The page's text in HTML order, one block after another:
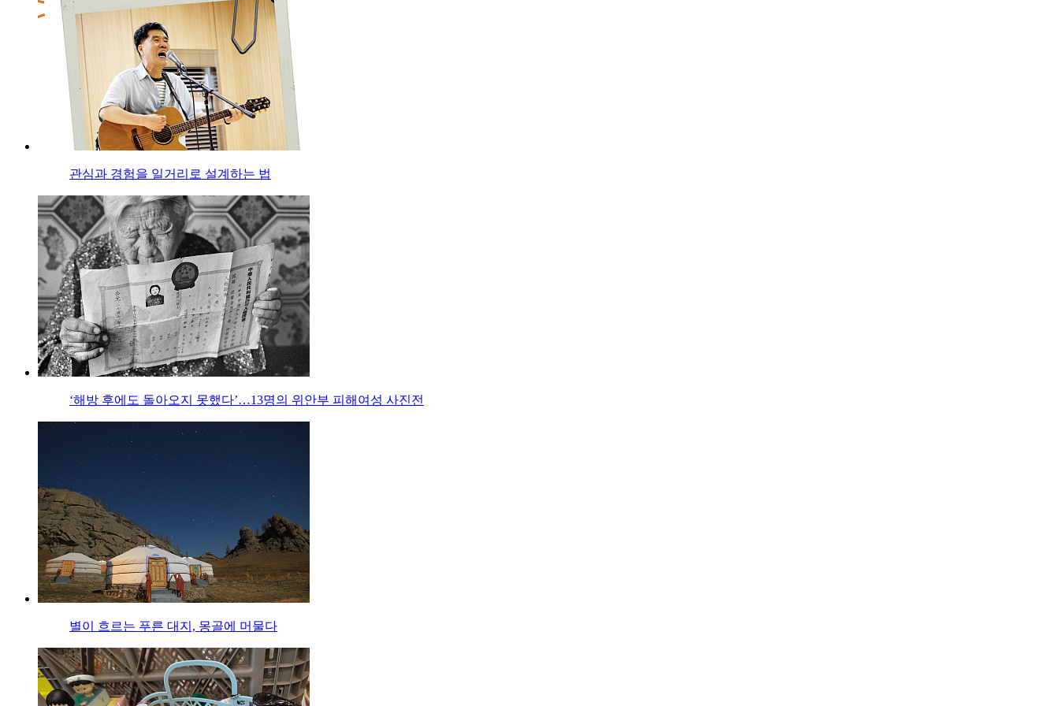
관심과 경험을 일거리로 설계하는 법
‘해방 후에도 돌아오지 못했다’…13명의 위안부 피해여성 사진전
별이 흐르는 푸른 대지, 몽골에 머물다